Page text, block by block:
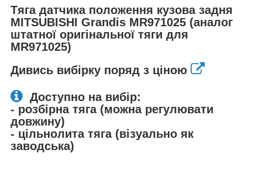
Тяга датчика положення кузова задня
MITSUBISHI Grandis MR971025 (аналог
штатної оригінальної тяги для
MR971025)
Дивись вибірку поряд з ціною
Доступно на вибір:
- розбірна тяга (можна регулювати
довжину)
- цільнолита тяга (візуально як
заводська)